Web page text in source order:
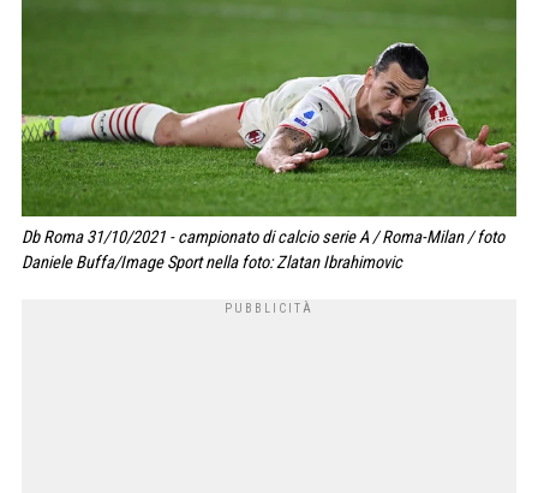
Db Roma 31/10/2021 - campionato di calcio serie A / Roma-Milan / foto
Daniele Buffa/Image Sport nella foto: Zlatan Ibrahimovic